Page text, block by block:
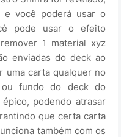
e você poderá usar o
pode usar o efeito
1 material xyz
enviadas do deck ao
uma carta qualquer no
fundo do deck do
podendo atrasar
que certa carta
também com os